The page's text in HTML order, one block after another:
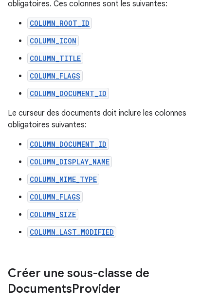
obligatoires. Ces colonnes sont les suivantes:
COLUMN_ROOT_ID
COLUMN_ICON
COLUMN_TITLE
COLUMN_FLAGS
COLUMN_DOCUMENT_ID
Le curseur des documents doit inclure les colonnes
obligatoires suivantes:
COLUMN_DOCUMENT_ID
COLUMN_DISPLAY_NAME
COLUMN_MIME_TYPE
COLUMN_FLAGS
COLUMN_SIZE
COLUMN_LAST_MODIFIED
Créer une sous-classe de
DocumentsProvider